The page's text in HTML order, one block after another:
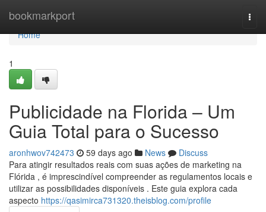
bookmarkport
Home
Home
1
Publicidade na Florida – Um
Guia Total para o Sucesso
aronhwov742473 59 days ago News
Discuss
Para atingir resultados reais com suas ações de marketing na
Flórida , é imprescindível compreender as regulamentos locais e
utilizar as possibilidades disponíveis . Este guia explora cada
aspecto https://qasimirca731320.theisblog.com/profile